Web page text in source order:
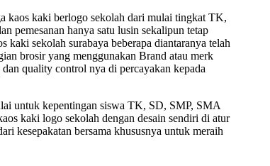
kaos kaki berlogo sekolah dari mulai tingkat TK,
pemesanan hanya satu lusin sekalipun tetap
kaki sekolah surabaya beberapa diantaranya telah
brosir yang menggunakan Brand atau merk
quality control nya di percayakan kepada
untuk kepentingan siswa TK, SD, SMP, SMA
kaki logo sekolah dengan desain sendiri di atur
kesepakatan bersama khususnya untuk meraih